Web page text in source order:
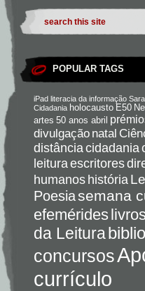
POPULAR TAGS
iPad literacia da informação
Cidadania holocausto E50
artes 50 anos abril
divulgação natal
distânciacidadania
leituraescritores
humanoshistória
Poesiasemana
efemérides
da Leitura
concursos
currículo